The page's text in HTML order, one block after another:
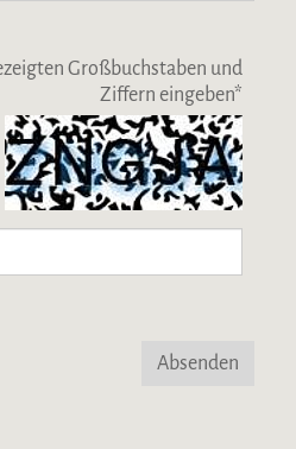
Großbuchstaben und
Ziffern eingeben*
Absenden